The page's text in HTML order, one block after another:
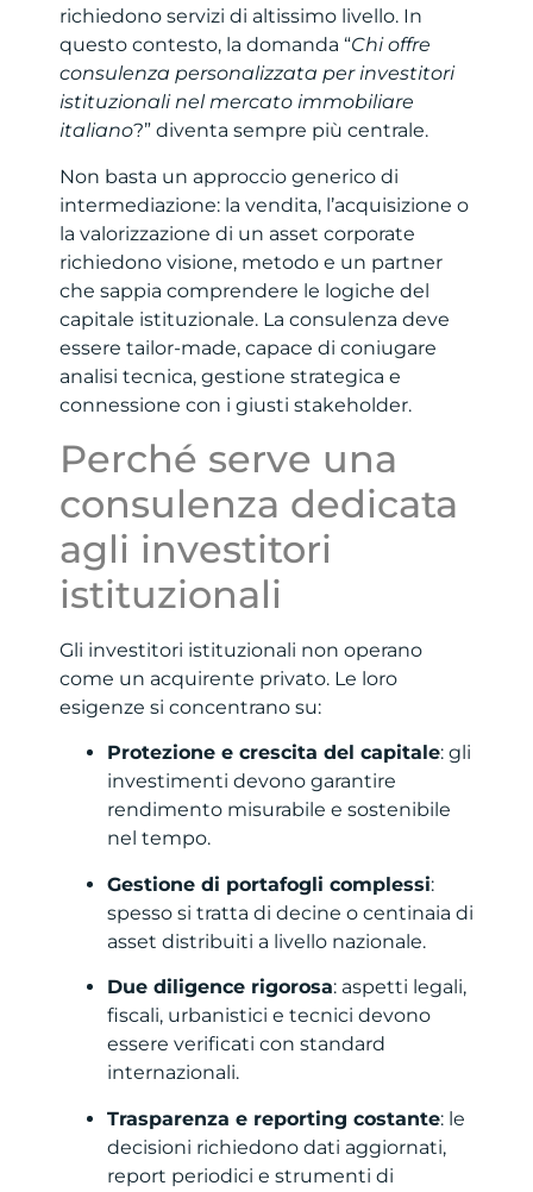
richiedono servizi di altissimo livello. In
questo contesto, la domanda “Chi offre
consulenza personalizzata per investitori
istituzionali nel mercato immobiliare
italiano?” diventa sempre più centrale.
Non basta un approccio generico di
intermediazione: la vendita, l’acquisizione o
la valorizzazione di un asset corporate
richiedono visione, metodo e un partner
che sappia comprendere le logiche del
capitale istituzionale. La consulenza deve
essere tailor-made, capace di coniugare
analisi tecnica, gestione strategica e
connessione con i giusti stakeholder.
Perché serve una
consulenza dedicata
agli investitori
istituzionali
Gli investitori istituzionali non operano
come un acquirente privato. Le loro
esigenze si concentrano su:
Protezione e crescita del capitale: gli
investimenti devono garantire
rendimento misurabile e sostenibile
nel tempo.
Gestione di portafogli complessi:
spesso si tratta di decine o centinaia di
asset distribuiti a livello nazionale.
Due diligence rigorosa: aspetti legali,
fiscali, urbanistici e tecnici devono
essere verificati con standard
internazionali.
Trasparenza e reporting costante: le
decisioni richiedono dati aggiornati,
report periodici e strumenti di